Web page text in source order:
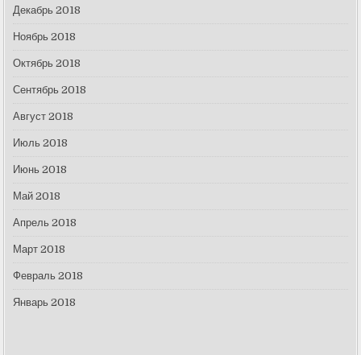
Декабрь 2018
Ноябрь 2018
Октябрь 2018
Сентябрь 2018
Август 2018
Июль 2018
Июнь 2018
Май 2018
Апрель 2018
Март 2018
Февраль 2018
Январь 2018